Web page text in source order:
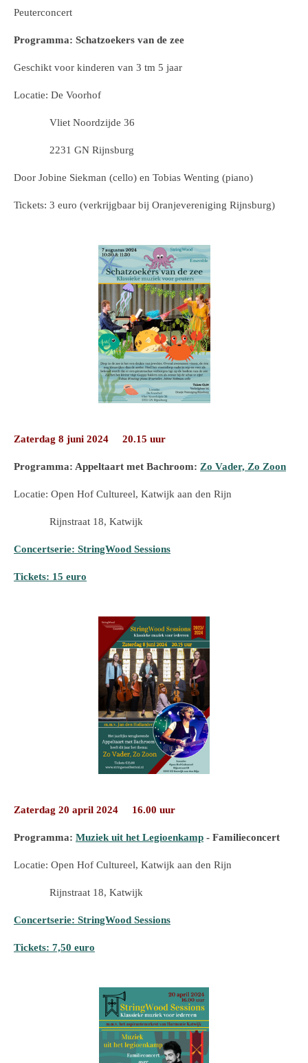
Peuterconcert
Programma: Schatzoekers van de zee
Geschikt voor kinderen van 3 tm 5 jaar
Locatie: De Voorhof
Vliet Noordzijde 36
2231 GN Rijnsburg
Door Jobine Siekman (cello) en Tobias Wenting (piano)
Tickets: 3 euro (verkrijgbaar bij Oranjevereniging Rijnsburg)
Zaterdag 8 juni 2024 20.15 uur
Programma: Appeltaart met Bachroom: Zo Vader, Zo Zoon
Locatie: Open Hof Cultureel, Katwijk aan den Rijn
Rijnstraat 18, Katwijk
Concertserie: StringWood Sessions
Tickets: 15 euro
Zaterdag 20 april 2024 16.00 uur
Programma: Muziek uit het Legioenkamp - Familieconcert
Locatie: Open Hof Cultureel, Katwijk aan den Rijn
Rijnstraat 18, Katwijk
Concertserie: StringWood Sessions
Tickets: 7,50 euro